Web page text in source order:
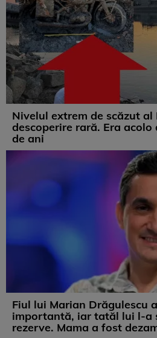
Nivelul extrem de scăzut
descoperire rară. Era
de ani
Fiul lui Marian Drăgulescu
importantă, iar tatăl lui l-a
rezerve. Mama a fost